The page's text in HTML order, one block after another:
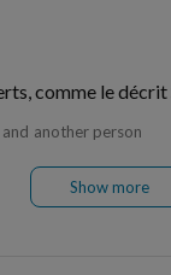
comme le décrit
and another person
Show more